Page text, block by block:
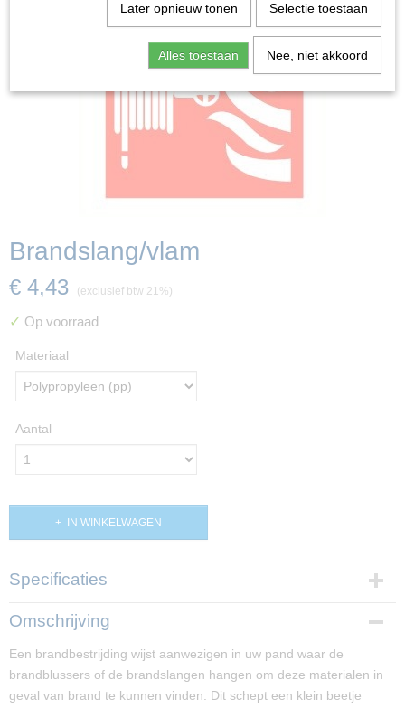
Brandslang/vlam
€ 4,43 (exclusief btw 21%)
✓ Op voorraad
Materiaal
Aantal
IN WINKELWAGEN
Specificaties
Productcode
Afmetingen (l,b,h)
20 x 20 x 0 cm
Omschrijving
Een brandbestrijding wijst aanwezigen in uw pand waar de
brandblussers of de brandslangen hangen om deze materialen in
geval van brand te kunnen vinden. Dit schept een klein beetje
Later opnieuw tonen Selectie toestaan
Alles toestaan Nee, niet akkoord